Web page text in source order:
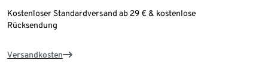
Kostenloser Standardversand ab 29 € & kostenlose
Rücksendung
Versandkosten